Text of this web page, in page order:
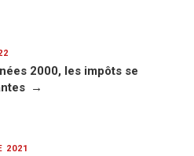
2000, les impôts se
2021